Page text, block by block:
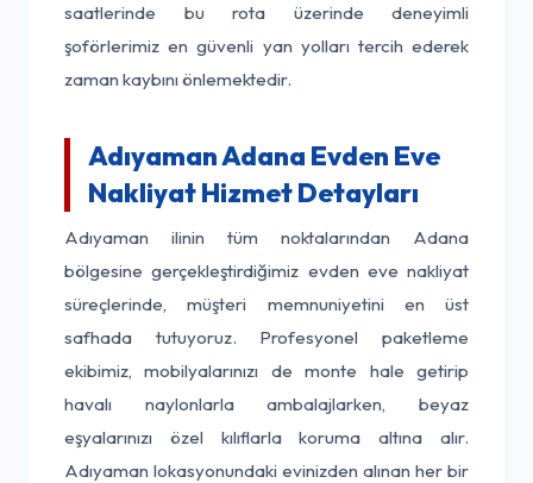
saatlerinde bu rota üzerinde deneyimli
şoförlerimiz en güvenli yan yolları tercih ederek
zaman kaybını önlemektedir.
Adıyaman Adana Evden Eve
Nakliyat Hizmet Detayları
Adıyaman ilinin tüm noktalarından Adana
bölgesine gerçekleştirdiğimiz evden eve nakliyat
süreçlerinde, müşteri memnuniyetini en üst
safhada tutuyoruz. Profesyonel paketleme
ekibimiz, mobilyalarınızı de monte hale getirip
havalı naylonlarla ambalajlarken, beyaz
eşyalarınızı özel kılıflarla koruma altına alır.
Adıyaman lokasyonundaki evinizden alınan her bir